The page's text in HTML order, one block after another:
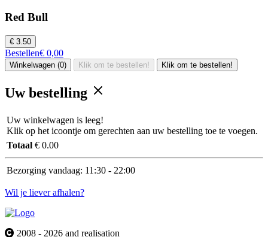
Red Bull
€ 3.50
Bestellen€ 0,00
Winkelwagen (0) Klik om te bestellen! Klik om te bestellen!
Uw bestelling
Uw winkelwagen is leeg!
Klik op het icoontje om gerechten aan uw bestelling toe te voegen.
Totaal € 0.00
Bezorging vandaag: 11:30 - 22:00
Wil je liever afhalen?
2008 - 2026 and realisation